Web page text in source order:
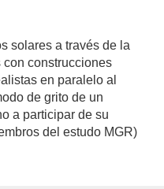
solares a través de la
construcciones
en paralelo al
de grito de un
a participar de su
del estudo MGR)
author/